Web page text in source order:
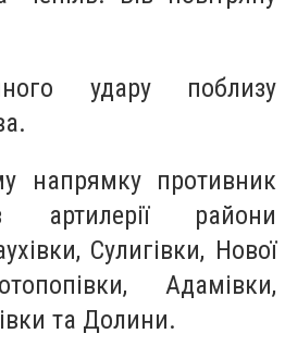
удару поблизу
напрямку противник
артилерії райони
Сулигівки, Нової
Адамівки,
та Долини.